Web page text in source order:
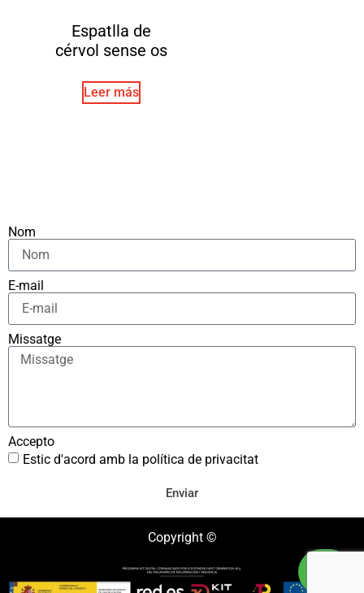
Espatlla de
cérvol sense os
Leer más
Nom
E-mail
Missatge
Accepto
Estic d'acord amb la política de privacitat
Enviar
Copyright ©